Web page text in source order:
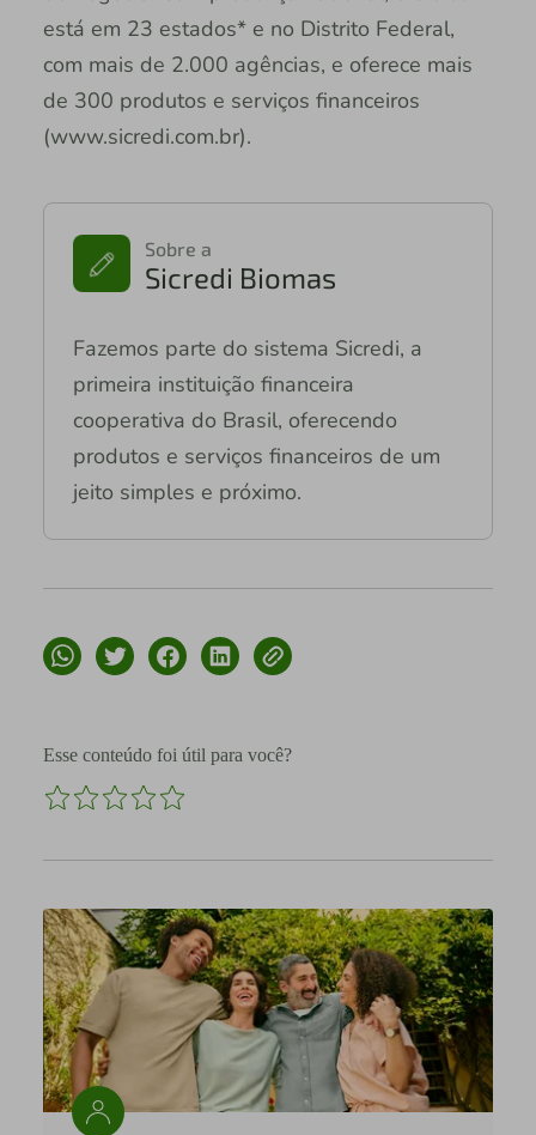
está em 23 estados* e no Distrito Federal,
com mais de 2.000 agências, e oferece mais
de 300 produtos e serviços financeiros
(www.sicredi.com.br).
Sobre a
Sicredi Biomas
Fazemos parte do sistema Sicredi, a
primeira instituição financeira
cooperativa do Brasil, oferecendo
produtos e serviços financeiros de um
jeito simples e próximo.
Esse conteúdo foi útil para você?